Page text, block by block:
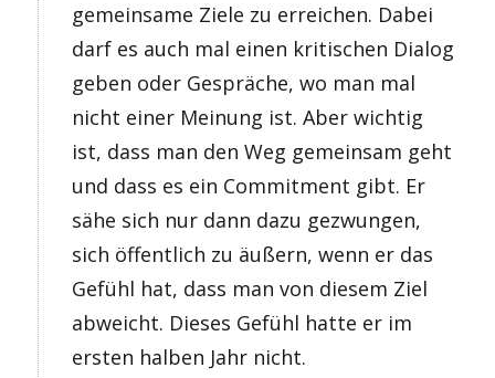
gemeinsame Ziele zu erreichen. Dabei
darf es auch mal einen kritischen Dialog
geben oder Gespräche, wo man mal
nicht einer Meinung ist. Aber wichtig
ist, dass man den Weg gemeinsam geht
und dass es ein Commitment gibt. Er
sähe sich nur dann dazu gezwungen,
sich öffentlich zu äußern, wenn er das
Gefühl hat, dass man von diesem Ziel
abweicht. Dieses Gefühl hatte er im
ersten halben Jahr nicht.